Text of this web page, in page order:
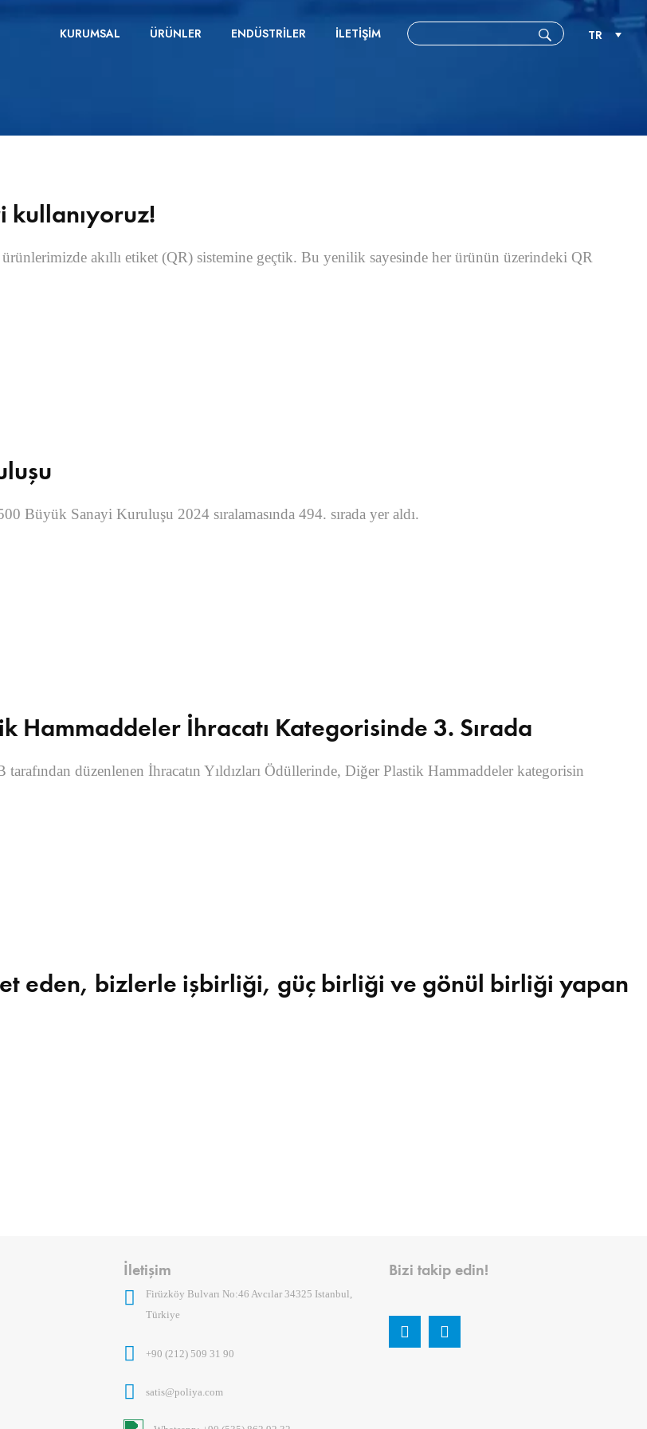
KURUMSAL ÜRÜNLER ENDÜSTRILER İLETIŞIM TR
kullanıyoruz!
akıllı etiket (QR) sistemine geçtik. Bu yenilik sayesinde her ürünün üzerindeki QR
Büyük Sanayi Kuruluşu 2024 sıralamasında 494. sırada yer aldı.
Hammaddeler İhracatı Kategorisinde 3. Sırada
düzenlenen İhracatın Yıldızları Ödüllerinde, Diğer Plastik Hammaddeler kategorisin
eden, bizlerle işbirliği, güç birliği ve gönül birliği yapan
İletişim
Firüzköy Bulvarı No:46 Avcılar 34325 Istanbul,
Türkiye
+90 (212) 509 31 90
satis@poliya.com
Bizi takip edin!